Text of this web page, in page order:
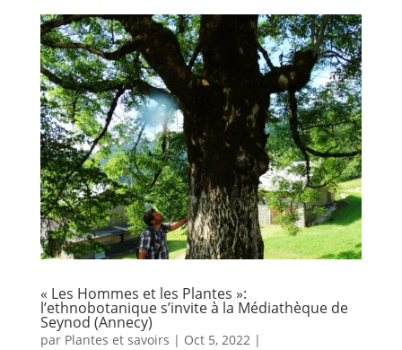
« Les Hommes et les Plantes »:
l’ethnobotanique s’invite à la Médiathèque de
Seynod (Annecy)
par Plantes et savoirs | Oct 5, 2022|